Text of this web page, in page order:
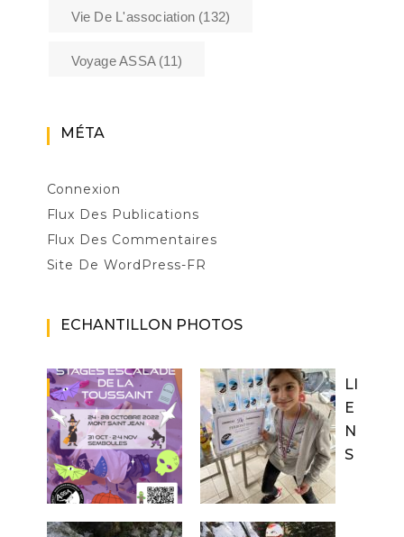
Vie De L'association (132)
Voyage ASSA(11)
MÉTA
Connexion
Flux Des Publications
Flux Des Commentaires
Site De WordPress-FR
ECHANTILLON PHOTOS
LI
E
N
S